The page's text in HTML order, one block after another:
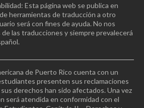
Esta página web se publica en
herramientas de traducción a otro
será con fines de ayuda. No nos
las traducciones y siempre prevalecerá
de Puerto Rico cuenta con un
presenten sus reclamaciones
derechos han sido afectados. Una vez
será atendida en conformidad con el